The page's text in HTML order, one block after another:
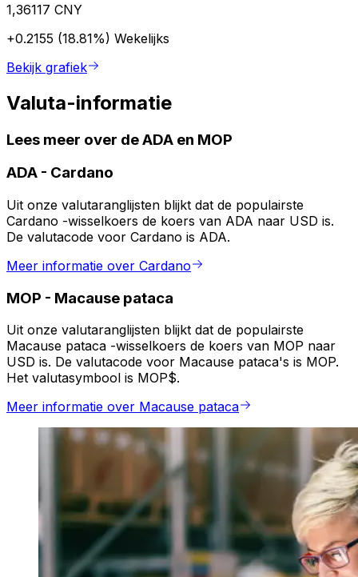
1,36117 CNY
+0.2155 (18.81%) Wekelijks
Bekijk grafiek
Valuta-informatie
Lees meer over de ADA en MOP
ADA - Cardano
Uit onze valutaranglijsten blijkt dat de populairste
Cardano -wisselkoers de koers van ADA naar USD is.
De valutacode voor Cardano is ADA.
Meer informatie over Cardano
MOP - Macause pataca
Uit onze valutaranglijsten blijkt dat de populairste
Macause pataca -wisselkoers de koers van MOP naar
USD is. De valutacode voor Macause pataca's is MOP.
Het valutasymbool is MOP$.
Meer informatie over Macause pataca